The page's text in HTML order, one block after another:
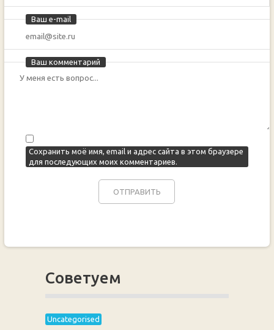
Ваш e-mail
Ваш комментарий
Сохранить моё имя, email и адрес сайта в этом браузере
для последующих моих комментариев.
Советуем
Uncategorised